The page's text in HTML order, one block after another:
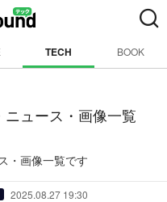
TECH BOOK
ュース・画像一覧
・画像一覧です
2025.08.27 19:30